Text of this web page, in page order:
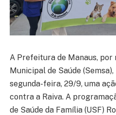
A Prefeitura de Manaus, por
Municipal de Saúde
segunda-feira, 29/9, uma
contra a Raiva. A
de Saúde da Família (USF)